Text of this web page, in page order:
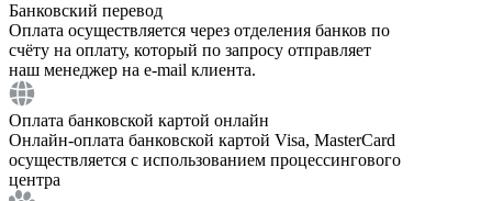
Банковский перевод
Оплата осуществляется через отделения банков по
счёту на оплату, который по запросу отправляет
наш менеджер на e-mail клиента.
Оплата банковской картой онлайн
Онлайн-оплата банковской картой Visa, MasterCard
осуществляется с использованием процессингового
центра